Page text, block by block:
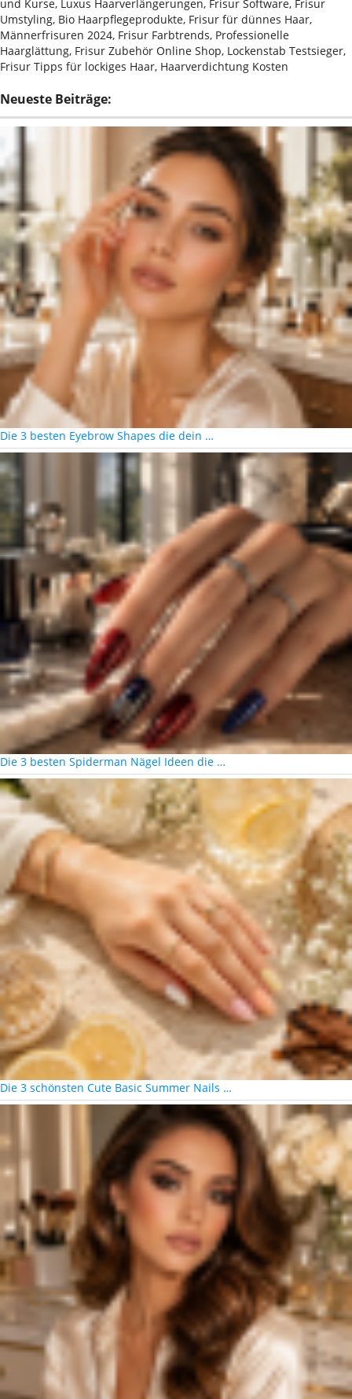
und Kurse, Luxus Haarverlängerungen, Frisur Software, Frisur
Umstyling, Bio Haarpflegeprodukte, Frisur für dünnes Haar,
Männerfrisuren 2024, Frisur Farbtrends, Professionelle
Haarglättung, Frisur Zubehör Online Shop, Lockenstab Testsieger,
Frisur Tipps für lockiges Haar, Haarverdichtung Kosten
Neueste Beiträge:
Die 3 besten Eyebrow Shapes die dein …
Die 3 besten Spiderman Nägel Ideen die …
Die 3 schönsten Cute Basic Summer Nails …